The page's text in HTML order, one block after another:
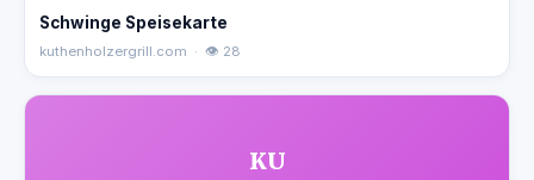
Schwinge Speisekarte
kuthenholzergrill.com · 👁 28
KU